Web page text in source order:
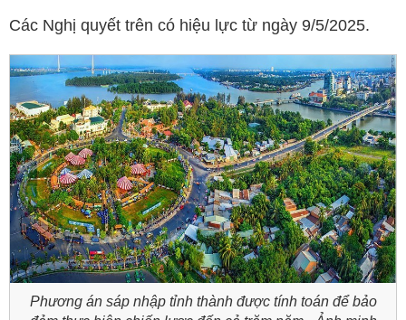
Các Nghị quyết trên có hiệu lực từ ngày 9/5/2025.
Phương án sáp nhập tỉnh thành được tính toán để bảo